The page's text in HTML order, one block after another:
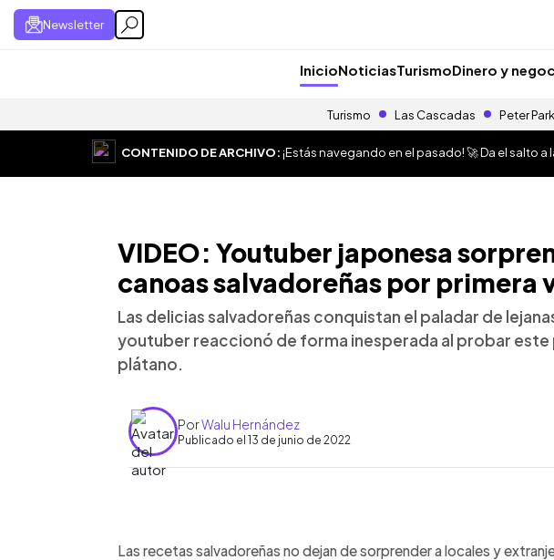
Newsletter
InicioNoticiasTurismoDinero y
Turismo Las Cascadas Peter
CONTENIDO DE ARCHIVO:¡Estás navegando en el pasado! 🚀 Da el salto a
VIDEO: Youtuber japonesa
canoas salvadoreñas por primera
Las delicias salvadoreñas conquistan el paladar de
youtuber reaccionó de forma inesperada al probar este
plátano.
PorWalu Hernández
Publicado el 13 de junio de 2022
► Escuchar artículo
Las recetas salvadoreñas no dejan de sorprender a locales y